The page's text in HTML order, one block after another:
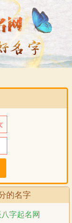
的名字
字起名网